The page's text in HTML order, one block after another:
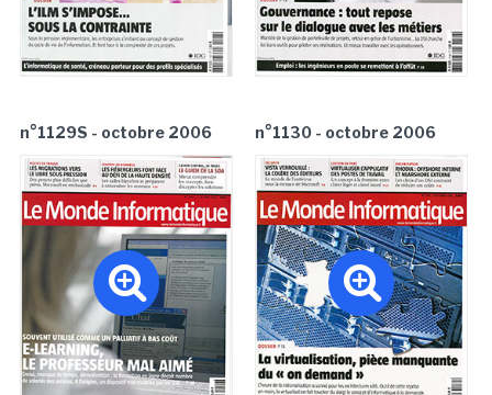
n°1129S - octobre 2006 n°1130 - octobre 2006